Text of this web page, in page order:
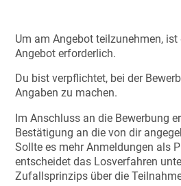
Um am Angebot teilzunehmen,
Angebot erforderlich.
Du bist verpflichtet, bei der
Angaben zu machen.
Im Anschluss an die Bewerbung
Bestätigung an die von dir
Sollte es mehr Anmeldungen als
entscheidet das Losverfahren
Zufallsprinzips über die